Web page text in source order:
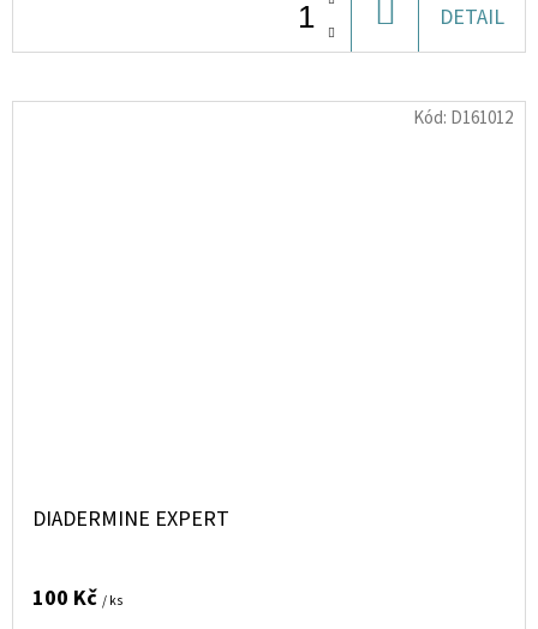
KOŠÍKU
DETAIL
DIADERMINE EXPERT
100 Kč / ks
Kód: D161012